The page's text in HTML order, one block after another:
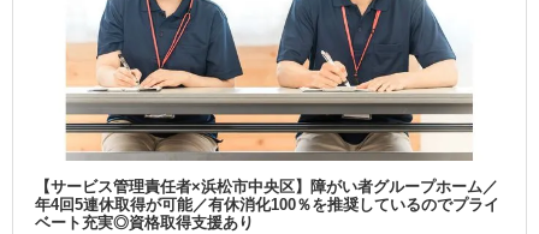
【サービス管理責任者×浜松市中央区】障がい者グループホーム／
年4回5連休取得が可能／有休消化100％を推奨しているのでプライ
ベート充実◎資格取得支援あり